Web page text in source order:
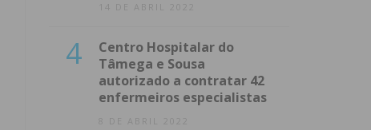
14 DE ABRIL 2022
4
Centro Hospitalar do
Tâmega e Sousa
autorizado a contratar 42
enfermeiros especialistas
8 DE ABRIL 2022